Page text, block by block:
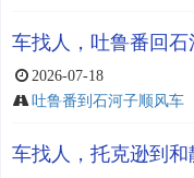
车找人，吐鲁番回
2026-07-18
吐鲁番到石河子顺风车
车找人，托克逊到